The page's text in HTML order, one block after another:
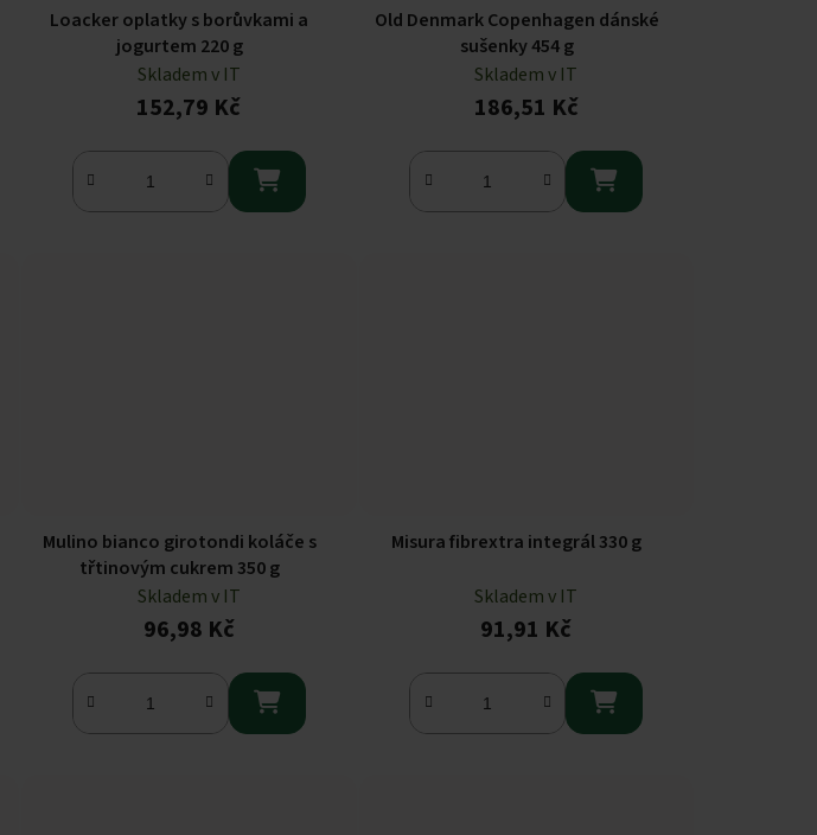
Loacker oplatky s borůvkami a
jogurtem 220 g
Skladem v IT
152,79 Kč

Old Denmark Copenhagen dánské
sušenky 454 g
Skladem v IT
186,51 Kč

Mulino bianco girotondi koláče s
třtinovým cukrem 350 g
Skladem v IT
96,98 Kč

Misura fibrextra integrál 330 g
Skladem v IT
91,91 Kč
